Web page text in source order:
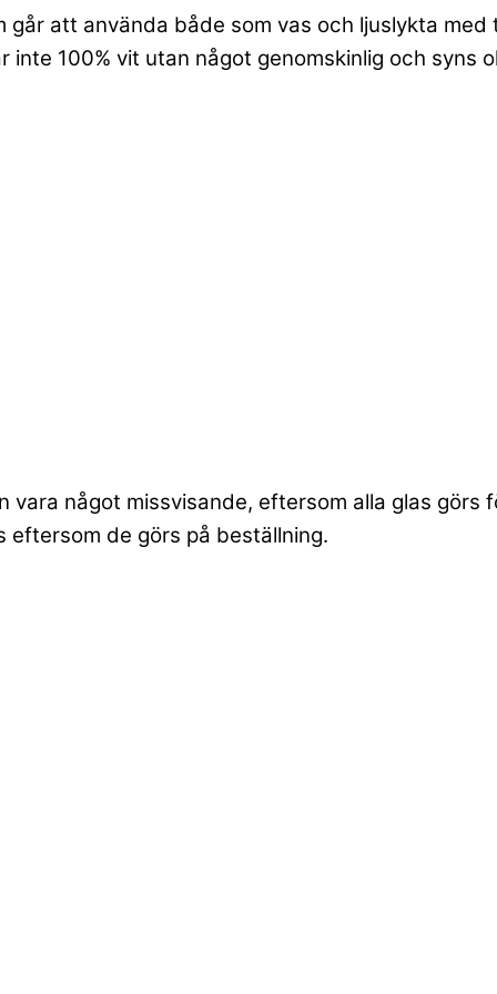
går att använda både som vas och ljuslykta
100% vit utan något genomskinlig och syns
något missvisande, eftersom alla glas görs
eftersom de görs på beställning.